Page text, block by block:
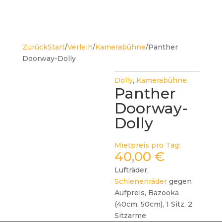
ZurückStart/Verleih/Kamerabühne/Panther
Doorway-Dolly
Dolly, Kamerabühne
Panther
Doorway-
Dolly
Mietpreis pro Tag:
40,00€
Lufträder,
Schienenräder gegen
Aufpreis, Bazooka
(40cm, 50cm), 1 Sitz, 2
Sitzarme